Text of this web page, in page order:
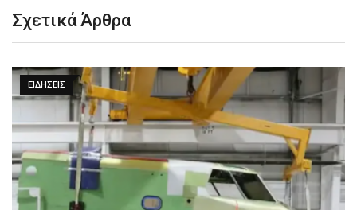
Σχετικά Άρθρα
ΕΙΔΉΣΕΙΣ